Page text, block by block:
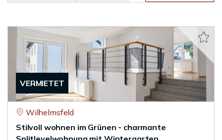
VERMIETET
Wilhelmsfeld
Stilvoll wohnen im Grünen - charmante